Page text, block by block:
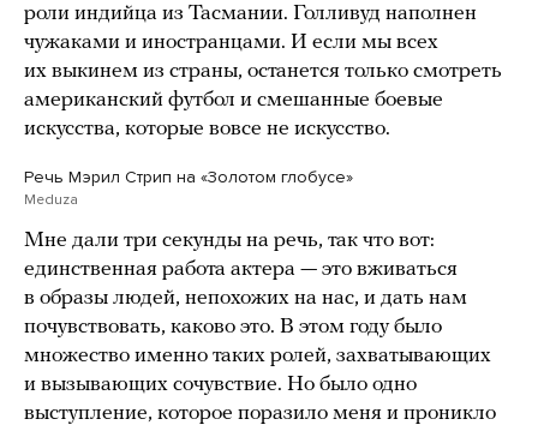
роли индийца из Тасмании. Голливуд наполнен
чужаками и иностранцами. И если мы всех
их выкинем из страны, останется только смотреть
американский футбол и смешанные боевые
искусства, которые вовсе не искусство.
Речь Мэрил Стрип на «Золотом глобусе»
Meduza
Мне дали три секунды на речь, так что вот:
единственная работа актера — это вживаться
в образы людей, непохожих на нас, и дать нам
почувствовать, каково это. В этом году было
множество именно таких ролей, захватывающих
и вызывающих сочувствие. Но было одно
выступление, которое поразило меня и проникло